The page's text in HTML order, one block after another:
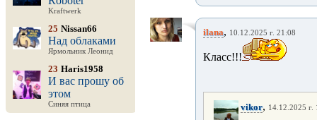
Kraftwerk
25 Nissan66
Над облаками
Ярмольник Леонид
23 Haris1958
И вас прошу об
этом
Синяя птица
ilana, 10.12.2025 г. 21:08
Класс!!!
vikor, 14.12.2025 г.